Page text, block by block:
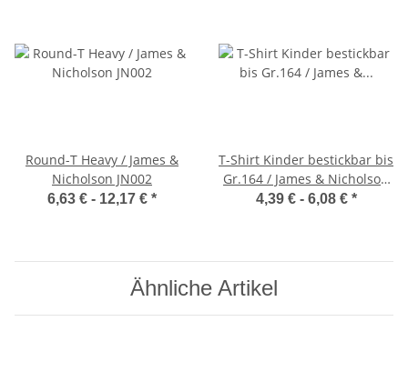
Round-T Heavy / James &
Nicholson JN002
6,63 € - 12,17 € *
T-Shirt Kinder bestickbar bis
Gr.164 / James & Nicholson
JN019
4,39 € - 6,08 € *
Ähnliche Artikel